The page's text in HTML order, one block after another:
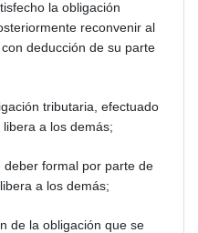
la obligación
reconvenir al
deducción de su parte
tributaria, efectuado
a los demás;
formal por parte de
a los demás;
de la obligación que se